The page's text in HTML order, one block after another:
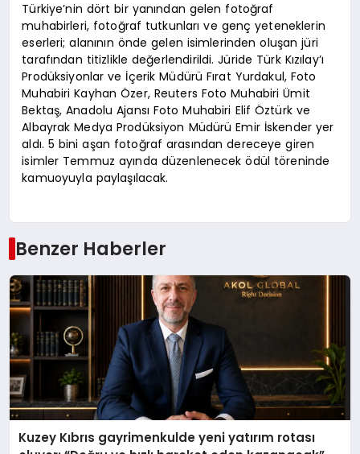
Türkiye’nin dört bir yanından gelen fotoğraf
muhabirleri, fotoğraf tutkunları ve genç yeteneklerin
eserleri; alanının önde gelen isimlerinden oluşan jüri
tarafından titizlikle değerlendirildi. Jüride Türk Kızılay’ı
Prodüksiyonlar ve İçerik Müdürü Fırat Yurdakul, Foto
Muhabiri Kayhan Özer, Reuters Foto Muhabiri Ümit
Bektaş, Anadolu Ajansı Foto Muhabiri Elif Öztürk ve
Albayrak Medya Prodüksiyon Müdürü Emir İskender yer
aldı. 5 bini aşan fotoğraf arasından dereceye giren
isimler Temmuz ayında düzenlenecek ödül töreninde
kamuoyuyla paylaşılacak.
Benzer Haberler
Kuzey Kıbrıs gayrimenkulde yeni yatırım rotası